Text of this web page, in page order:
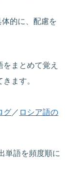
的に、配慮を
まとめて覚え
ます。
グ ／ ロシア語の
単語を頻度順に